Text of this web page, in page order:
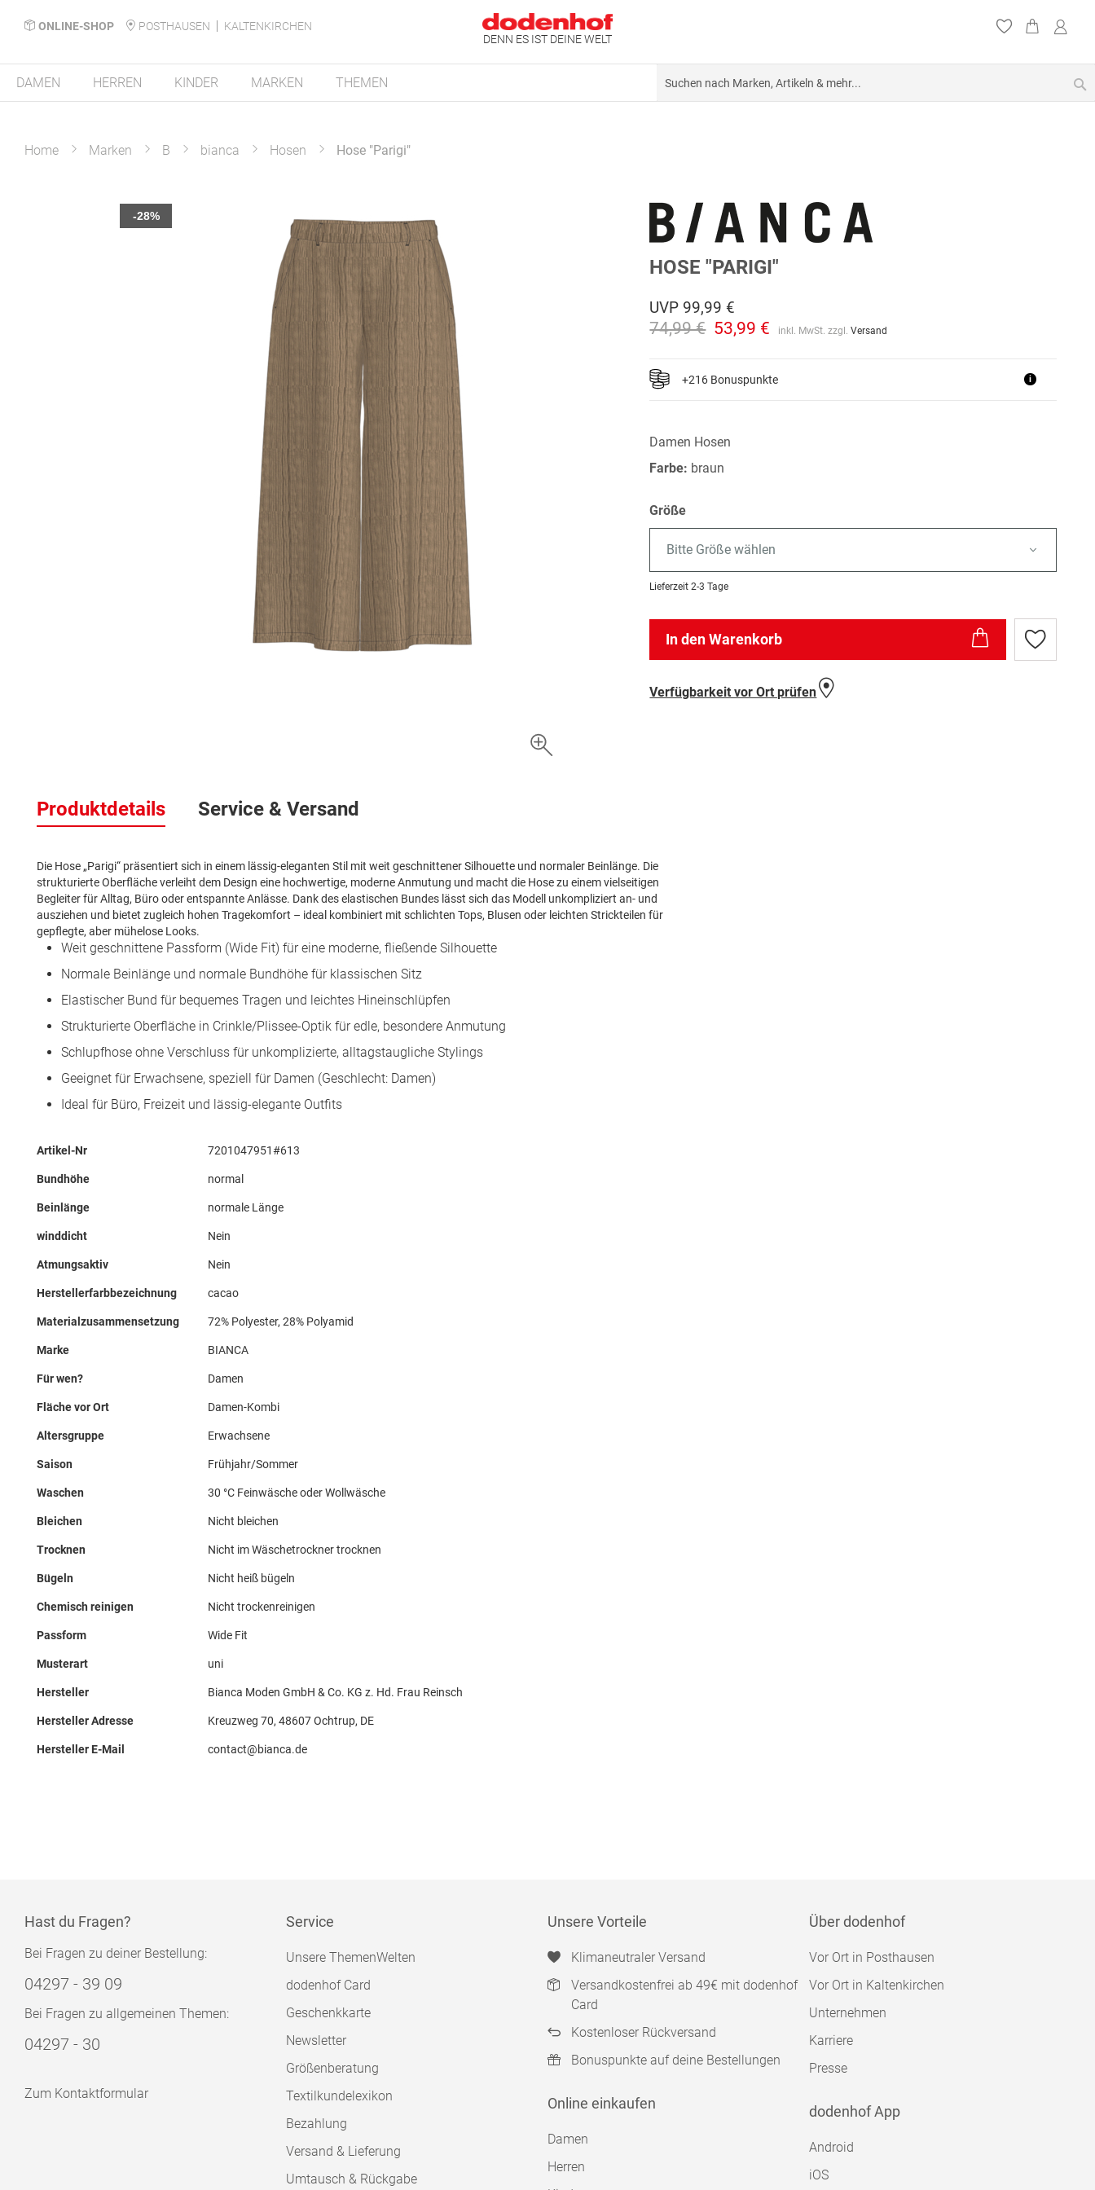
ONLINE-SHOP POSTHAUSEN
KALTENKIRCHEN
DENN ES IST DEINE WELT
DAMEN HERREN KINDER MARKEN THEMEN
Home Marken B bianca Hosen Hose "Parigi"
-28%
der
Bildergalerie
HOSE "PARIGI"
UVP 99,99 €
74,99 € 53,99 € inkl. MwSt. zzgl.Versand
+216 Bonuspunkte i
Damen Hosen
Farbe: braun
Größe
Bitte Größe wählen
Lieferzeit 2-3 Tage
In den Warenkorb
Zur
Wunschliste
Verfügbarkeit vor Ort prüfen
Produktdetails
Die Hose „Parigi“ präsentiert sich in einem lässig-eleganten Stil mit weit geschnittener Silhouette und normaler Beinlänge. Die
strukturierte Oberfläche verleiht dem Design eine hochwertige, moderne Anmutung und macht die Hose zu einem vielseitigen
Begleiter für Alltag, Büro oder entspannte Anlässe. Dank des elastischen Bundes lässt sich das Modell unkompliziert an- und
ausziehen und bietet zugleich hohen Tragekomfort – ideal kombiniert mit schlichten Tops, Blusen oder leichten Strickteilen für
gepflegte, aber mühelose Looks.
Weit geschnittene Passform (Wide Fit) für eine moderne, fließende Silhouette
Normale Beinlänge und normale Bundhöhe für klassischen Sitz
Elastischer Bund für bequemes Tragen und leichtes Hineinschlüpfen
Strukturierte Oberfläche in Crinkle/Plissee-Optik für edle, besondere Anmutung
Schlupfhose ohne Verschluss für unkomplizierte, alltagstaugliche Stylings
Geeignet für Erwachsene, speziell für Damen (Geschlecht: Damen)
Ideal für Büro, Freizeit und lässig-elegante Outfits
Mehr
Artikel-Nr 7201047951#613
Bundhöhe normal
Beinlänge normale Länge
winddicht Nein
Atmungsaktiv Nein
Herstellerfarbbezeichnung cacao
Materialzusammensetzung 72% Polyester, 28% Polyamid
Marke BIANCA
Für wen? Damen
Fläche vor Ort Damen-Kombi
Altersgruppe Erwachsene
Saison Frühjahr/Sommer
Waschen 30 °C Feinwäsche oder Wollwäsche
Bleichen Nicht bleichen
Trocknen Nicht im Wäschetrockner trocknen
Bügeln Nicht heiß bügeln
Chemisch reinigen Nicht trockenreinigen
Passform Wide Fit
Musterart uni
Hersteller Bianca Moden GmbH & Co. KG z. Hd. Frau Reinsch
Hersteller Adresse Kreuzweg 70, 48607 Ochtrup, DE
Hersteller E-Mail contact@bianca.de
Service & Versand
Hast du Fragen?
Bei Fragen zu deiner Bestellung:
04297 - 39 09
Bei Fragen zu allgemeinen Themen:
04297 - 30
Zum Kontaktformular
Service
Unsere ThemenWelten
dodenhof Card
Geschenkkarte
Newsletter
Größenberatung
Textilkundelexikon
Bezahlung
Versand & Lieferung
Umtausch & Rückgabe
Unsere Vorteile
Klimaneutraler Versand
Versandkostenfrei ab 49€ mit dodenhof
Card
Kostenloser Rückversand
Bonuspunkte auf deine Bestellungen
Online einkaufen
Damen
Herren
Über dodenhof
Vor Ort in Posthausen
Vor Ort in Kaltenkirchen
Unternehmen
Karriere
Presse
dodenhof App
Android
iOS